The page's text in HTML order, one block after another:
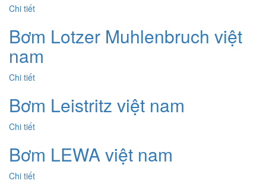
Chi tiết
Bơm Lotzer Muhlenbruch việt
nam
Chi tiết
Bơm Leistritz việt nam
Chi tiết
Bơm LEWA việt nam
Chi tiết